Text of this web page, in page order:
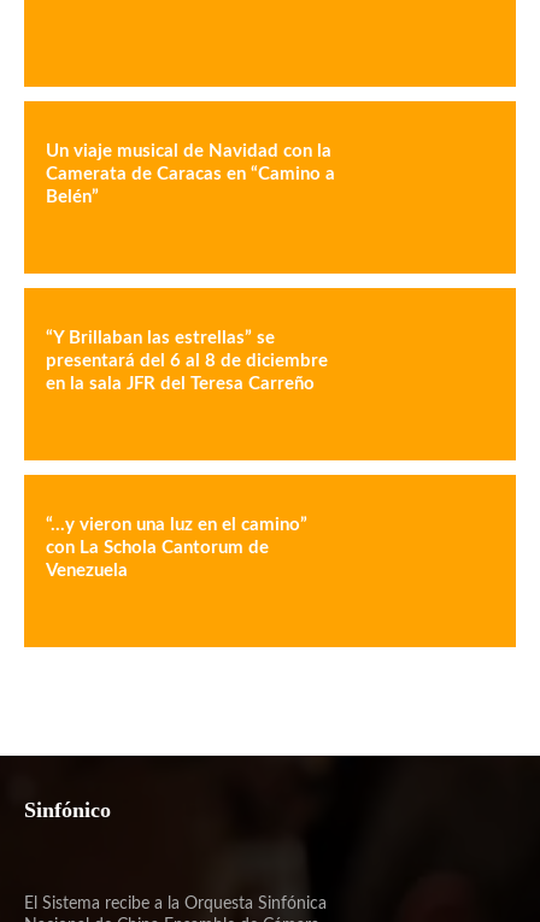
Un viaje musical de Navidad con la
Camerata de Caracas en “Camino a
Belén”
“Y Brillaban las estrellas” se
presentará del 6 al 8 de diciembre
en la sala JFR del Teresa Carreño
“…y vieron una luz en el camino”
con La Schola Cantorum de
Venezuela
Sinfónico
El Sistema recibe a la Orquesta Sinfónica